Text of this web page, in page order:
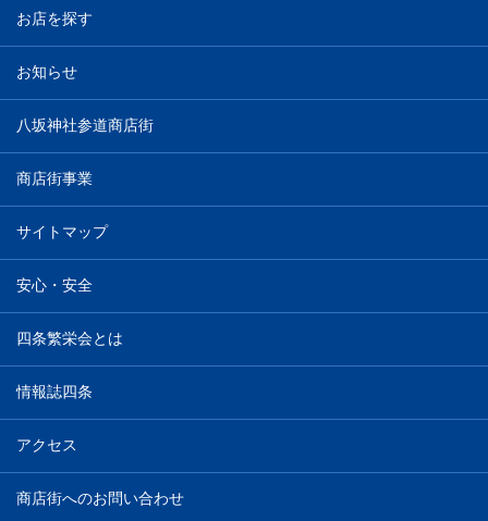
お店を探す
お知らせ
八坂神社参道商店街
商店街事業
サイトマップ
安心・安全
四条繁栄会とは
情報誌四条
アクセス
商店街へのお問い合わせ